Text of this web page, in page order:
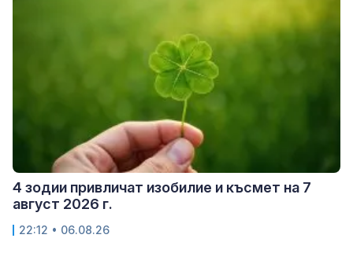
4 зодии привличат изобилие и късмет на 7
август 2026 г.
22:12 • 06.08.26